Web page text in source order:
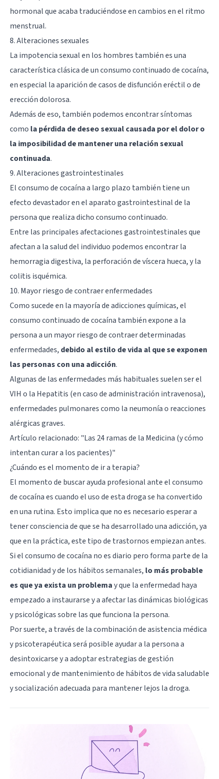
hormonal que acaba traduciéndose en cambios en el ritmo
menstrual.
8. Alteraciones sexuales
La impotencia sexual en los hombres también es una
característica clásica de un consumo continuado de cocaína,
en especial la aparición de casos de disfunción eréctil o de
erección dolorosa.
Además de eso, también podemos encontrar síntomas
como la pérdida de deseo sexual causada por el dolor o
la imposibilidad de mantener una relación sexual
continuada.
9. Alteraciones gastrointestinales
El consumo de cocaína a largo plazo también tiene un
efecto devastador en el aparato gastrointestinal de la
persona que realiza dicho consumo continuado.
Entre las principales afectaciones gastrointestinales que
afectan a la salud del individuo podemos encontrar la
hemorragia digestiva, la perforación de víscera hueca, y la
colitis isquémica.
10. Mayor riesgo de contraer enfermedades
Como sucede en la mayoría de adicciones químicas, el
consumo continuado de cocaína también expone a la
persona a un mayor riesgo de contraer determinadas
enfermedades, debido al estilo de vida al que se exponen
las personas con una adicción.
Algunas de las enfermedades más habituales suelen ser el
VIH o la Hepatitis (en caso de administración intravenosa),
enfermedades pulmonares como la neumonía o reacciones
alérgicas graves.
Artículo relacionado: "Las 24 ramas de la Medicina (y cómo
intentan curar a los pacientes)"
¿Cuándo es el momento de ir a terapia?
El momento de buscar ayuda profesional ante el consumo
de cocaína es cuando el uso de esta droga se ha convertido
en una rutina. Esto implica que no es necesario esperar a
tener consciencia de que se ha desarrollado una adicción, ya
que en la práctica, este tipo de trastornos empiezan antes.
Si el consumo de cocaína no es diario pero forma parte de la
cotidianidad y de los hábitos semanales, lo más probable
es que ya exista un problemay que la enfermedad haya
empezado a instaurarse y a afectar las dinámicas biológicas
y psicológicas sobre las que funciona la persona.
Por suerte, a través de la combinación de asistencia médica
y psicoterapéutica será posible ayudar a la persona a
desintoxicarse y a adoptar estrategias de gestión
emocional y de mantenimiento de hábitos de vida saludable
y socialización adecuada para mantener lejos la droga.